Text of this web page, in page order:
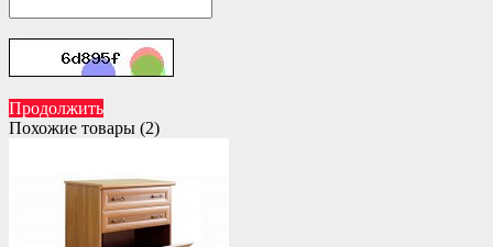
Продолжить
Похожие товары (2)